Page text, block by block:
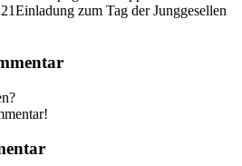
Einladung zum Tag der Junggesellen